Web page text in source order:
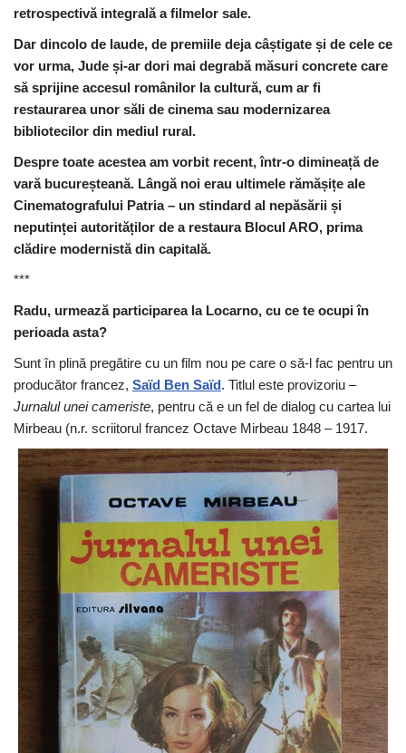
retrospectivă integrală a filmelor sale.
Dar dincolo de laude, de premiile deja câștigate și de cele ce
vor urma, Jude și-ar dori mai degrabă măsuri concrete care
să sprijine accesul românilor la cultură, cum ar fi
restaurarea unor săli de cinema sau modernizarea
bibliotecilor din mediul rural.
Despre toate acestea am vorbit recent, într-o dimineață de
vară bucureșteană. Lângă noi erau ultimele rămășițe ale
Cinematografului Patria – un stindard al nepăsării și
neputinței autorităților de a restaura Blocul ARO, prima
clădire modernistă din capitală.
***
Radu, urmează participarea la Locarno, cu ce te ocupi în
perioada asta?
Sunt în plină pregătire cu un film nou pe care o să-l fac pentru un
producător francez, Saïd Ben Saïd. Titlul este provizoriu –
Jurnalul unei cameriste, pentru că e un fel de dialog cu cartea lui
Mirbeau (n.r. scriitorul francez Octave Mirbeau 1848 – 1917.